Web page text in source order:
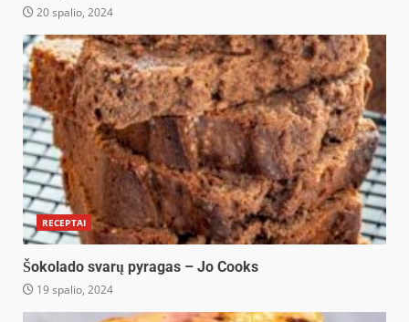
20 spalio, 2024
RECEPTAI
Šokolado svarų pyragas – Jo Cooks
19 spalio, 2024